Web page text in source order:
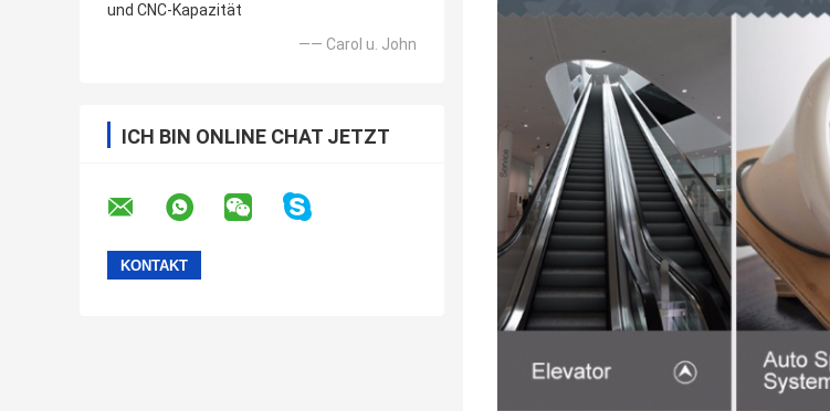
und CNC-Kapazität
—— Carol u. John
ICH BIN ONLINE CHAT JETZT